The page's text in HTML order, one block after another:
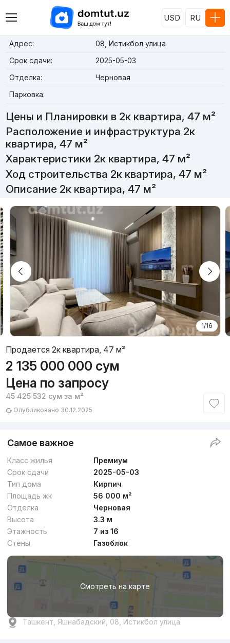
USD RU
Адрес:
08, Истикбол улица
Срок сдачи:
2025-05-03
Отделка:
Черновая
Парковка:
Цены и Планировки в 2к квартира, 47 м²
Расположение и инфраструктура 2к
квартира, 47 м²
Характеристики 2к квартира, 47 м²
Ход строительства 2к квартира, 47 м²
Описание 2к квартира, 47 м²
1/16
Продается 2к квартира, 47 м²
2 135 000 000 сум
Цена по запросу
45 425 532 сум за м²
Опубликовано 30.12.2025
Самое важное
Класс жилья
Премиум
Срок сдачи
2025-05-03
Тип дома
Кирпич
Площадь жк
56 000 м²
Отделка
Черновая
Высота
3.3 м
Этажность
7 из 16
Стены
Газоблок
Смотреть на карте
Ташкент, Яшнабадский, 08, Истикбол улица